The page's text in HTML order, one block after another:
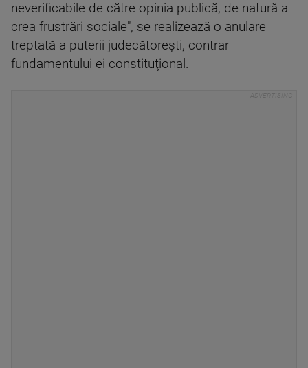
neverificabile de către opinia publică, de natură a
crea frustrări sociale", se realizează o anulare
treptată a puterii judecătoreşti, contrar
fundamentului ei constituţional.